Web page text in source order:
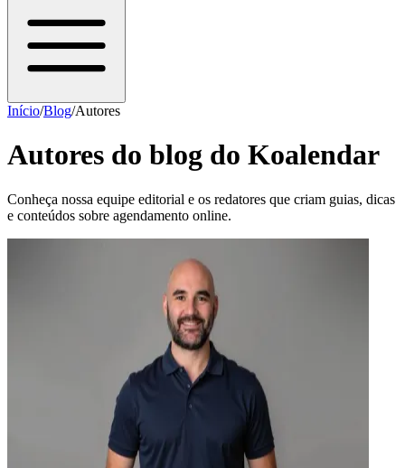
Início/Blog/Autores
Autores do blog do Koalendar
Conheça nossa equipe editorial e os redatores que criam guias, dicas
e conteúdos sobre agendamento online.